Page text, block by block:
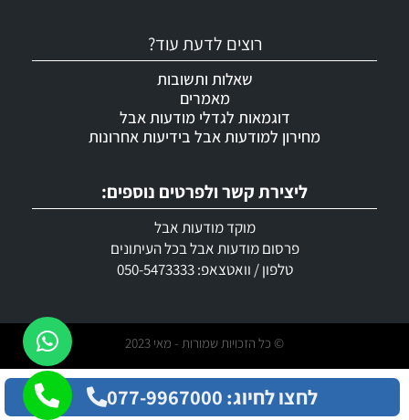
ליצירת קשר ולפרטים נוספים:
מוקד מודעות אבל
פרסום מודעות אבל בכל העיתונים
טלפון / וואטצאפ: 050-5473333
רוצים לדעת עוד?
שאלות ותשובות
מאמרים
דוגמאות לגדלי מודעות אבל
מחירון למודעות אבל בידיעות אחרונות
© כל הזכויות שמורות - מאי 2023
לחצו לחיוג: 077-9967000